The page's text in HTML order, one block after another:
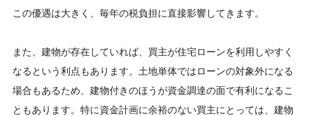
この優遇は大きく、毎年の税負担に直接影響してきます。
また、建物が存在していれば、買主が住宅ローンを利用しやすく
なるという利点もあります。土地単体ではローンの対象外になる
場合もあるため、建物付きのほうが資金調達の面で有利になるこ
ともあります。特に資金計画に余裕のない買主にとっては、建物